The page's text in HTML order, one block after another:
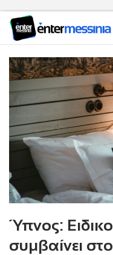
Ύπνος:
συμβαίνει